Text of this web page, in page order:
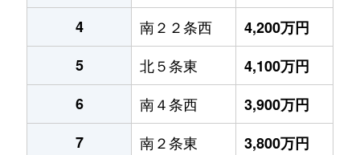
4
南２２条西
4,200万円
5
北５条東
4,100万円
6
南４条西
3,900万円
7
南２条東 3,800万円